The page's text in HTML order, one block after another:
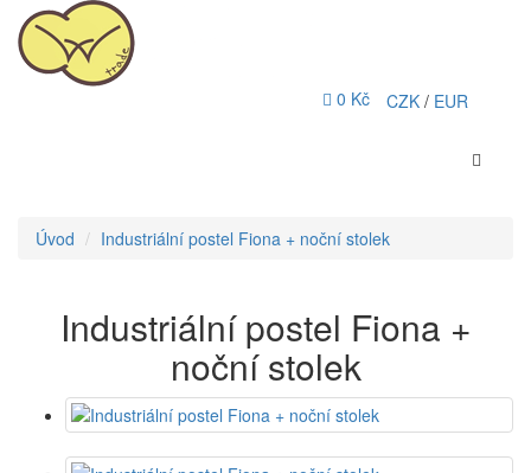
0 Kč CZK / EUR
Úvod Industriální postel Fiona + noční stolek
Industriální postel Fiona +
noční stolek